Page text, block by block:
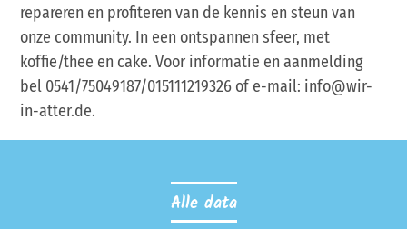
repareren en profiteren van de kennis en steun van
onze community. In een ontspannen sfeer, met
koffie/thee en cake. Voor informatie en aanmelding
bel 0541/75049187/015111219326 of e-mail: info@wir-
in-atter.de.
Alle data